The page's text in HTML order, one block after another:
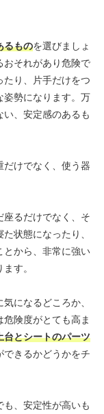
るものを選びましょ
おそれがあり危険で
り、片手だけをつ
姿勢になります。万
、安定感のあるも
だけでなく、使う器
座るだけでなく、そ
状態になったり、
とから、非常に強い
す。
になるどころか、
険度がとても高ま
台とシートのパーツ
できるかどうかをチ
、安定性が高いも